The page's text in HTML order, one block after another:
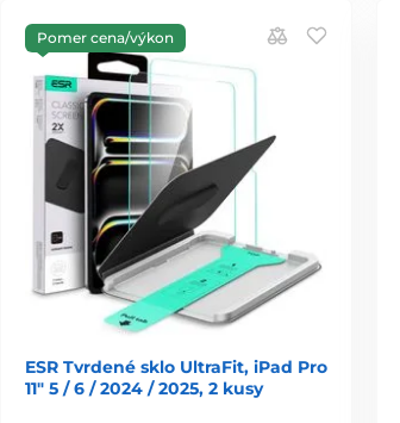
Pomer cena/výkon
ESR Tvrdené sklo UltraFit, iPad Pro
11" 5 / 6 / 2024 / 2025, 2 kusy